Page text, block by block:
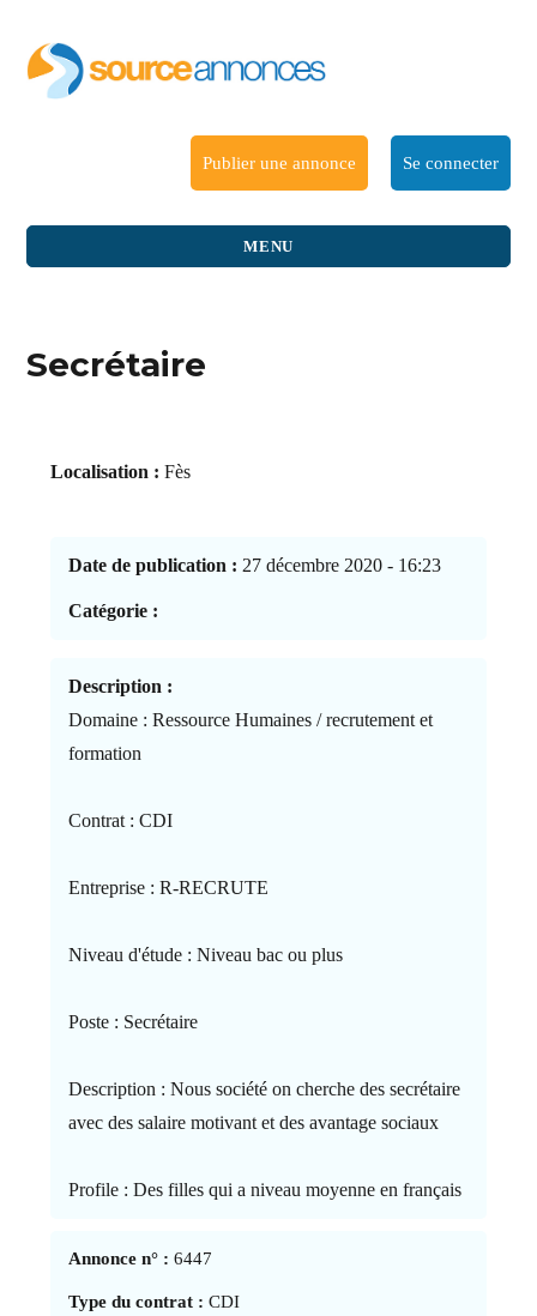
Publier une annonce Se connecter
MENU
Secrétaire
Localisation : Fès
Date de publication : 27 décembre 2020 - 16:23
Catégorie :
Description :
Domaine : Ressource Humaines / recrutement et
formation
Contrat : CDI
Entreprise : R-RECRUTE
Niveau d'étude : Niveau bac ou plus
Poste : Secrétaire
Description : Nous société on cherche des secrétaire
avec des salaire motivant et des avantage sociaux
Profile : Des filles qui a niveau moyenne en français
Annonce n° :6447
Type du contrat : CDI